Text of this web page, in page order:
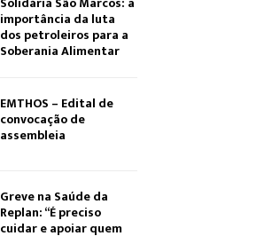
importância da luta
dos petroleiros para a
Soberania Alimentar
EMTHOS – Edital de
convocação de
assembleia
Greve na Saúde da
Replan: “É preciso
cuidar e apoiar quem